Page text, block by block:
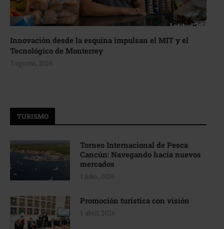
Innovación desde la esquina impulsan el MIT y el
Tecnológico de Monterrey
3 agosto, 2026
TURISMO
Torneo Internacional de Pesca
Cancún: Navegando hacia nuevos
mercados
1 julio, 2026
Promoción turística con visión
1 abril, 2026